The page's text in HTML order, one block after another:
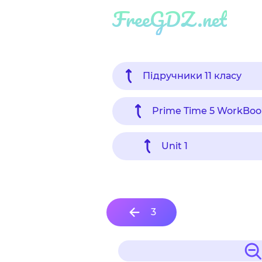
FreeGDZ.net
Підручники 11 класу
Prime Time 5
Unit 1
3